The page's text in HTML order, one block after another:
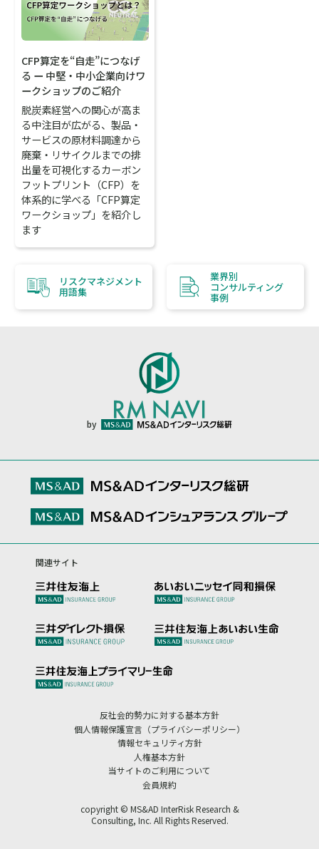
CFP算定を“自走”につなげ
る ー 中堅・中小企業向けワ
ークショップのご紹介
脱炭素経営への関心が高ま
る中注目が広がる、製品・
サービスの原材料調達から
廃棄・リサイクルまでの排
出量を可視化するカーボン
フットプリント（CFP）を
体系的に学べる「CFP算定
ワークショップ」を紹介し
ます
リスクマネジメント
用語集
業界別
コンサルティング
事例
by
関連サイト
反社会的勢力に対する基本方針
個人情報保護宣言（プライバシーポリシー）
情報セキュリティ方針
人権基本方針
当サイトのご利用について
会員規約
copyright © MS&AD InterRisk Research &
Consulting, Inc. All Rights Reserved.